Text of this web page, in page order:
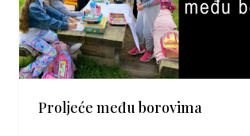
Proljeće među borovima